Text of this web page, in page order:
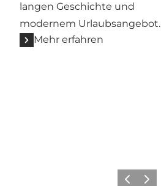
langen Geschichte und
modernem Urlaubsangebot.
Mehr erfahren
ZurückWeiter